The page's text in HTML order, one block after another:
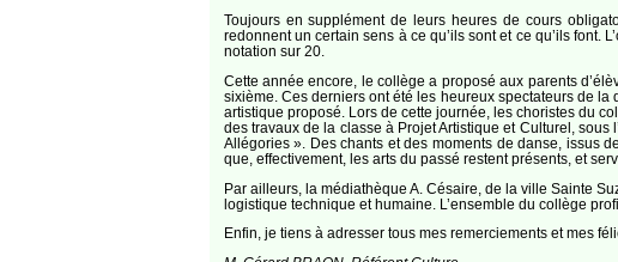
Toujours en supplément de leurs heures de cours
redonnent un certain sens à ce qu’ils sont et ce qu’ils
notation sur 20.
Cette année encore, le collège a proposé aux parents
sixième. Ces derniers ont été les heureux spectateurs de
artistique proposé. Lors de cette journée, les choristes du
des travaux de la classe à Projet Artistique et Culturel,
Allégories ». Des chants et des moments de danse, issus
que, effectivement, les arts du passé restent présents, et
Par ailleurs, la médiathèque A. Césaire, de la ville Sainte
logistique technique et humaine. L’ensemble du collège
Enfin, je tiens à adresser tous mes remerciements et mes